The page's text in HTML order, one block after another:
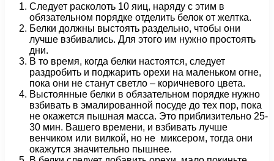
Следует расколоть 10 яиц, наряду с этим в
обязательном порядке отделить белок от желтка.
Белки должны выстоять раздельно, чтобы они
лучше взбивались. Для этого им нужно простоять
дни.
В то время, когда белки настоятся, следует
раздробить и поджарить орехи на маленьком огне,
пока они не станут светло – коричневого цвета.
Выстоянные белки в обязательном порядке нужно
взбивать в эмалированной посуде до тех пор, пока
не окажется пышная масса. Это приблизительно 25-
30 мин. Вашего времени, и взбивать лучше
венчиком или вилкой, но не миксером, тогда они
окажутся значительно пышнее.